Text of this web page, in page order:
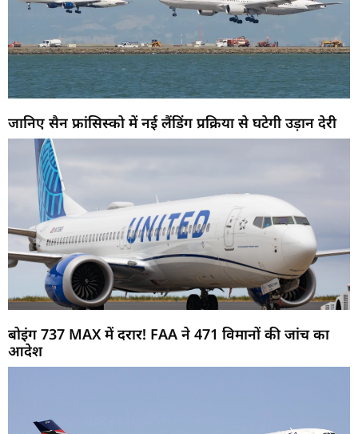
जानिए सैन फ्रांसिस्को में नई लैंडिंग प्रक्रिया से घटेगी उड़ान देरी
बोइंग 737 MAX में दरार! FAA ने 471 विमानों की जांच का
आदेश